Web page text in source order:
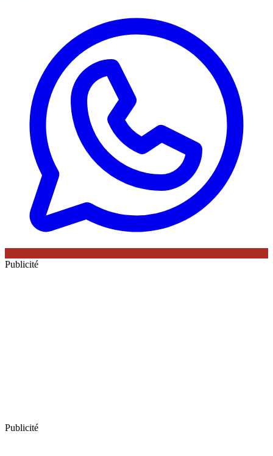
Publicité
Publicité